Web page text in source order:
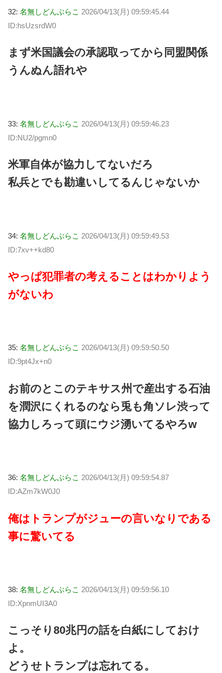
32: 名無しどんぶらこ 2026/04/13(月) 09:59:45.44
ID:hsUzsrdW0
まず米国議会の承認取ってから同盟関係
うんぬん語れや
33: 名無しどんぶらこ 2026/04/13(月) 09:59:46.23
ID:NU2/pgmn0
米軍自体が協力してないだろ
私兵とでも勘違いしてるんじゃないか
34: 名無しどんぶらこ 2026/04/13(月) 09:59:49.53
ID:7xv++kd80
やっぱ犯罪者の考えることはわかりよう
がないわ
35: 名無しどんぶらこ 2026/04/13(月) 09:59:50.50
ID:9pt4Jx+n0
お前のとこのテキサス州で産出する石油
を潤沢にくれるのなら兎も角ソレ渋って
協力しろって頭にウジ湧いてるやろw
36: 名無しどんぶらこ 2026/04/13(月) 09:59:54.87
ID:AZm7kW0J0
俺はトランプがジューの言いなりである
事に驚いてる
38: 名無しどんぶらこ 2026/04/13(月) 09:59:56.10
ID:XpnmUI3A0
こっそり80兆円の話を白紙にしておけ
よ。
どうせトランプは忘れてる。